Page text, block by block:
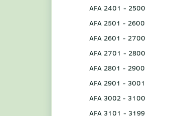
AFA 2401 - 2500
AFA 2501 - 2600
AFA 2601 - 2700
AFA 2701 - 2800
AFA 2801 - 2900
AFA 2901 - 3001
AFA 3002 - 3100
AFA 3101 - 3199